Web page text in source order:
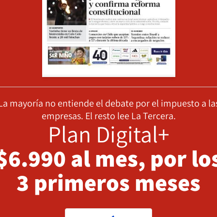
mayoría no entiende el debate por el impuesto a
empresas. El resto lee La Tercera.
Plan Digital+
al mes, por
3 primeros meses